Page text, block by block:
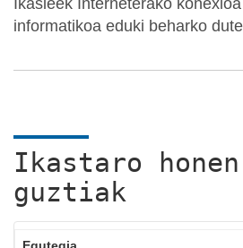
informatikoa eduki beharko
Ikastaro
guztiak